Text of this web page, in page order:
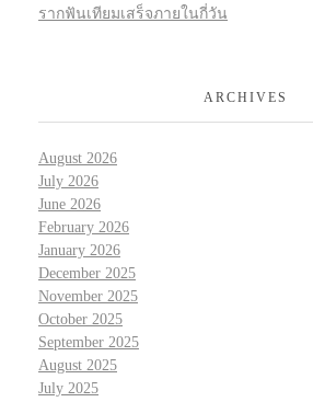
รากฟันเทียมเสร็จภายในกี่วัน
ARCHIVES
August 2026
July 2026
June 2026
February 2026
January 2026
December 2025
November 2025
October 2025
September 2025
August 2025
July 2025